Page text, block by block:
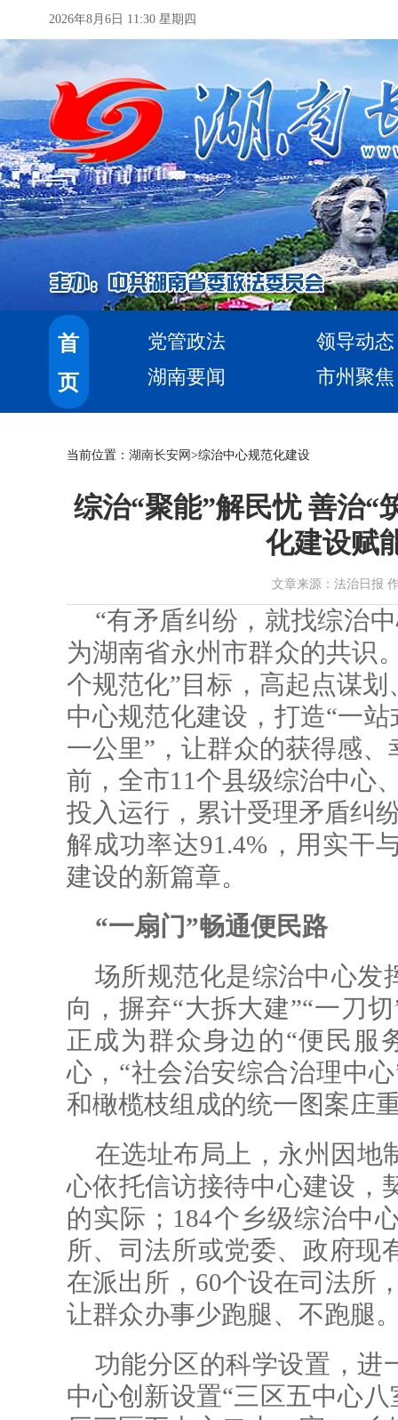
2026年8月6日 11:30 星期四
首
页
党管政法
领导动态
湖南要闻
市州聚焦
当前位置： 湖南长安网 >综治中心规范化建设
综治“聚能”解民忧 善治“
化建设赋
文章来源：法治日报
“有矛盾纠纷，就找综治
为湖南省永州市群众的共识
个规范化”目标，高起点谋
中心规范化建设，打造“一
一公里”，让群众的获得感
前，全市11个县级综治中心
投入运行，累计受理矛盾纠
解成功率达91.4%，用实干
建设的新篇章。
“一扇门”畅通便民路
场所规范化是综治中心发
向，摒弃“大拆大建”“一刀
正成为群众身边的“便民服
心，“社会治安综合治理中
和橄榄枝组成的统一图案庄
在选址布局上，永州因地
心依托信访接待中心建设，
的实际；184个乡级综治中
所、司法所或党委、政府现
在派出所，60个设在司法所
让群众办事少跑腿、不跑腿
功能分区的科学设置，进
中心创新设置“三区五中心